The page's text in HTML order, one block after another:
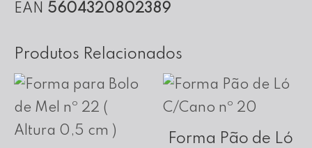
EAN 5604320802389
Produtos Relacionados
Forma Pão de Ló